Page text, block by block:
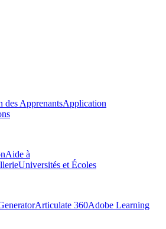
des ApprenantsApplication
Aide à
Universités et Écoles
Articulate 360Adobe Learning